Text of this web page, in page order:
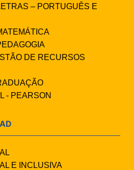
– PORTUGUÊS E
DE RECURSOS
- PEARSON
E INCLUSIVA